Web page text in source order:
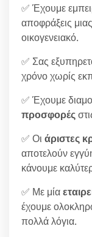
✅ Έχουμε
αποφράξεις
οικογενειακό.
✅ Σας
χρόνο χωρίς
✅ Έχουμε
προσφορές
✅ Οι άριστες
αποτελούν
κάνουμε
✅ Με μία
έχουμε
πολλά λόγια.